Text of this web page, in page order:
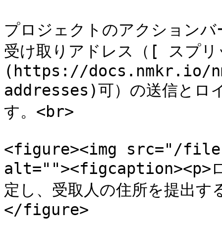
プロジェクトのアクション
受け取りアドレス（[ スプ
(https://
addresses)可）の送信とロ
す。<br>
<figure><img src="/files/
alt=""><figcaption><p>ロ
定し、受取人の住所を提
</figure>